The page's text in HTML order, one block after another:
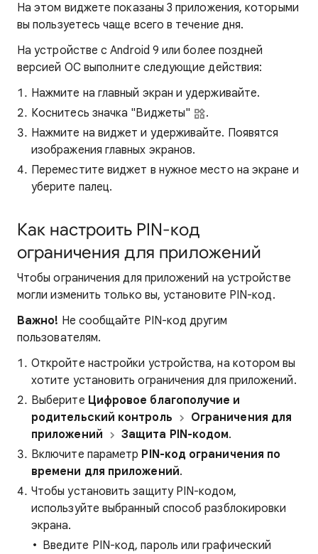
На этом виджете показаны 3 приложения, которыми
вы пользуетесь чаще всего в течение дня.
На устройстве с Android 9 или более поздней
версией ОС выполните следующие действия:
Нажмите на главный экран и удерживайте.
Коснитесь значка "Виджеты"
.
Нажмите на виджет и удерживайте. Появятся
изображения главных экранов.
Переместите виджет в нужное место на экране и
уберите палец.
Как настроить PIN-код
ограничения для приложений
Чтобы ограничения для приложений на устройстве
могли изменить только вы, установите PIN-код.
Важно! Не сообщайте PIN-код другим
пользователям.
Откройте настройки устройства, на котором вы
хотите установить ограничения для приложений.
Выберите Цифровое благополучие и
родительский контроль
Ограничения для
приложений
Защита PIN-кодом.
Включите параметр PIN-код ограничения по
времени для приложений.
Чтобы установить защиту PIN-кодом,
используйте выбранный способ разблокировки
экрана.
Введите PIN-код, пароль или графический